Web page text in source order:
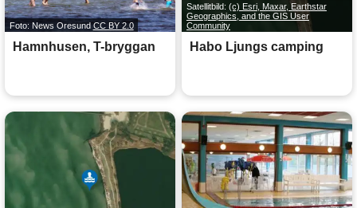
Foto: News OresundCC BY 2.0
Hamnhusen, T-bryggan
Satellitbild: (c) Esri, Maxar, Earthstar
Geographics, and the GIS User
Community
Habo Ljungs camping